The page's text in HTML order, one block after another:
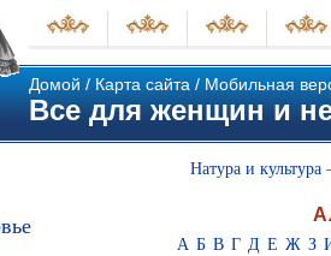
Домой / Карта сайта / Мобильная
Все для женщин и
Натура и культура
А Б В Г Д Е Ж З